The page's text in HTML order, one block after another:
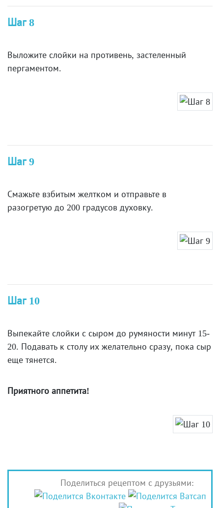
Шаг 8
Выложите слойки на противень, застеленный
пергаментом.
Шаг 9
Смажьте взбитым желтком и отправьте в
разогретую до 200 градусов духовку.
Шаг 10
Выпекайте слойки с сыром до румяности минут 15-
20. Подавать к столу их желательно сразу, пока сыр
еще тянется.
Приятного аппетита!
Поделиться рецептом с друзьями: